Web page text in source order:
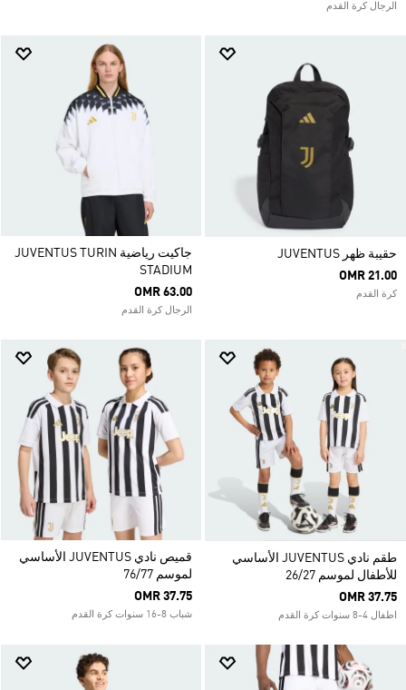
الرجال كرة القدم
حقيبة ظهر JUVENTUS
OMR 21.00
كرة القدم
جاكيت رياضية JUVENTUS TURIN
STADIUM
OMR 63.00
الرجال كرة القدم
طقم نادي JUVENTUS الأساسي
للأطفال لموسم 26/27
OMR 37.75
اطفال 4-8 سنوات كرة القدم
قميص نادي JUVENTUS الأساسي
لموسم 76/77
OMR 37.75
شباب 8-16 سنوات كرة القدم